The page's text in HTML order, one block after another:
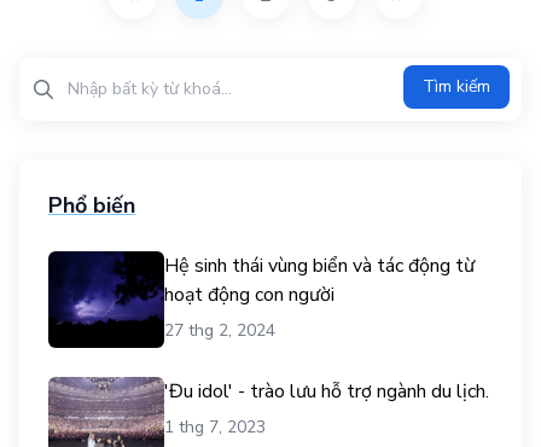
Tìm kiếm
Phổ biến
Hệ sinh thái vùng biển và tác động từ
hoạt động con người
27 thg 2, 2024
'Đu idol' - trào lưu hỗ trợ ngành du lịch.
1 thg 7, 2023